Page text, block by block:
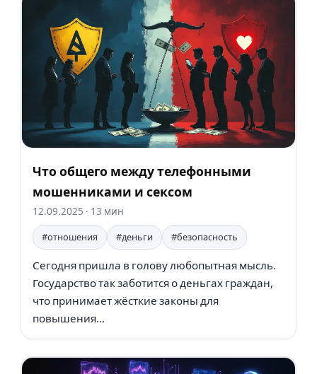
Что общего между телефонными
мошенниками и сексом
12.09.2025 · 13 мин
#отношения
#деньги #безопасность
Сегодня пришла в голову любопытная мысль.
Государство так заботится о деньгах граждан,
что принимает жёсткие законы для
повышения...